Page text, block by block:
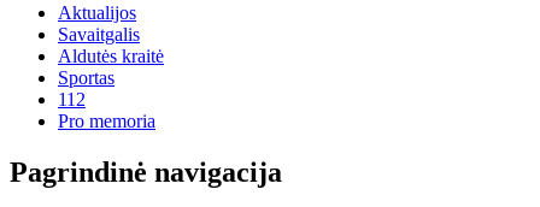
Aktualijos
Savaitgalis
Aldutės kraitė
Sportas
112
Pro memoria
Pagrindinė navigacija